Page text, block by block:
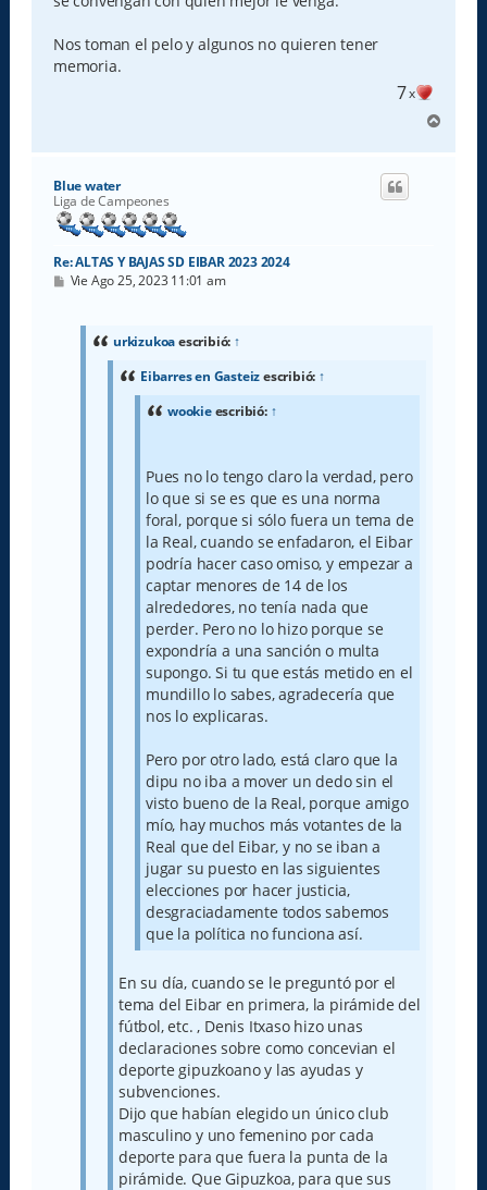
Nos toman el pelo y algunos no quieren tener
memoria.
7x
r
Blue water
Liga de Campeones
Re: ALTAS Y BAJAS SD EIBAR 2023 2024
M
Vie Ago 25, 2023 11:01 am
urkizukoaescribió: ↑
Eibarres en Gasteizescribió: ↑
wookieescribió: ↑
Pues no lo tengo claro la verdad, pero
lo que si se es que es una norma
foral, porque si sólo fuera un tema de
la Real, cuando se enfadaron, el Eibar
podría hacer caso omiso, y empezar a
captar menores de 14 de los
alrededores, no tenía nada que
perder. Pero no lo hizo porque se
expondría a una sanción o multa
supongo. Si tu que estás metido en el
mundillo lo sabes, agradecería que
nos lo explicaras.
Pero por otro lado, está claro que la
dipu no iba a mover un dedo sin el
visto bueno de la Real, porque amigo
mío, hay muchos más votantes de la
Real que del Eibar, y no se iban a
jugar su puesto en las siguientes
elecciones por hacer justicia,
desgraciadamente todos sabemos
que la política no funciona así.
En su día, cuando se le preguntó por el
tema del Eibar en primera, la pirámide del
fútbol, etc. , Denis Itxaso hizo unas
declaraciones sobre como concevian el
deporte gipuzkoano y las ayudas y
subvenciones.
Dijo que habían elegido un único club
masculino y uno femenino por cada
deporte para que fuera la punta de la
pirámide. Que Gipuzkoa, para que sus